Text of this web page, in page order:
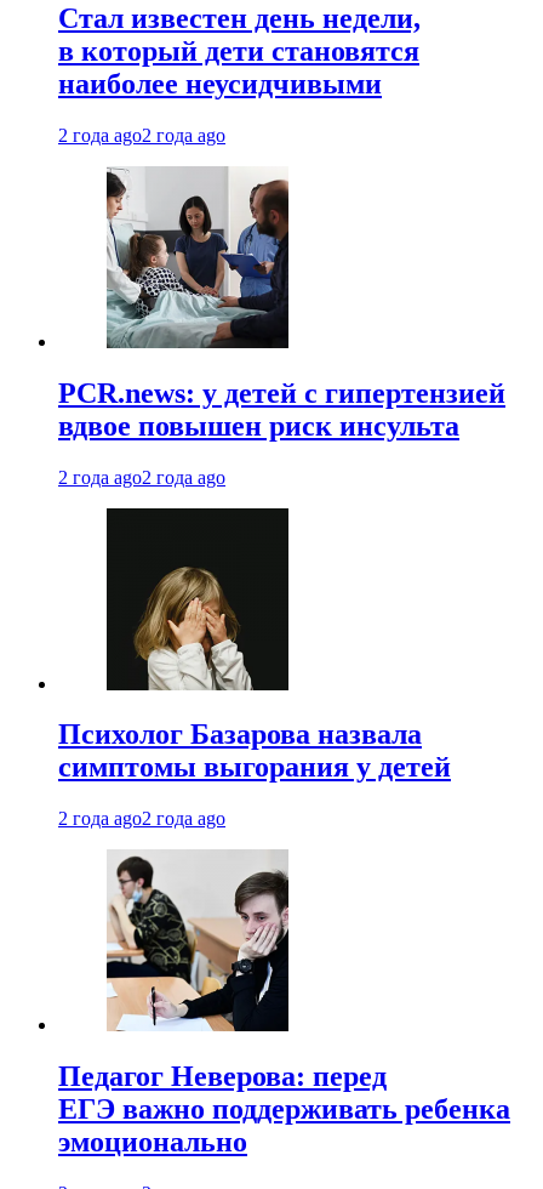
Стал известен день недели,
в который дети становятся
наиболее неусидчивыми
2 года ago2 года ago
PCR.news: у детей с гипертензией
вдвое повышен риск инсульта
2 года ago2 года ago
Психолог Базарова назвала
симптомы выгорания у детей
2 года ago2 года ago
Педагог Неверова: перед
ЕГЭ важно поддерживать ребенка
эмоционально